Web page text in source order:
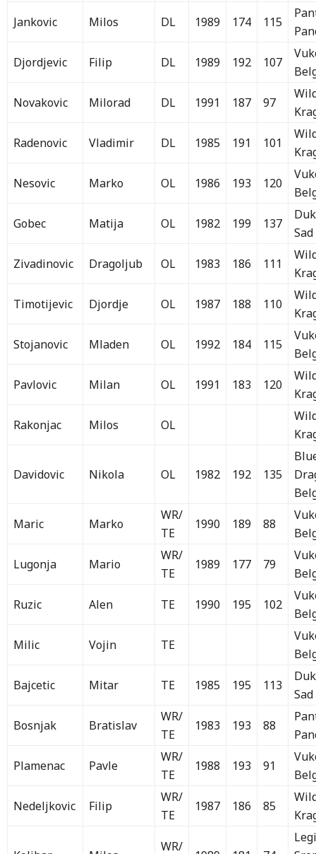
Jankovic
Milos DL 1989 174 115
Djordjevic
Filip DL 1989 192 107
Novakovic
Milorad DL 1991 187 97
Radenovic
Vladimir DL 1985 191 101
Nesovic
Marko OL 1986 193 120
Gobec
Matija OL 1982 199 137
Sad
Zivadinovic
Dragoljub OL 1983 186 111
Timotijevic
Djordje OL 1987 188 110
Stojanovic
Mladen OL 1992 184 115
Pavlovic
Milan OL 1991 183 120
Rakonjac
Milos OL
Davidovic Nikola OL 1982 192 135
Maric
Marko
WR/
TE
1990 189 88
Lugonja
Mario
WR/
TE
1989 177 79
Ruzic
Alen TE 1990 195 102
Milic
Vojin TE
Bajcetic
Mitar TE 1985 195 113
Sad
Bosnjak
Bratislav
WR/
TE
1983 193 88
Plamenac
Pavle
WR/
TE
1988 193 91
Nedeljkovic
Filip
WR/
TE
1987 186 85
WR/